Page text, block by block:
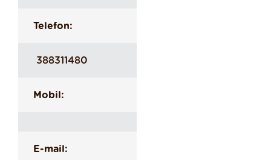
Telefon:
388311480
Mobil:
E-mail: